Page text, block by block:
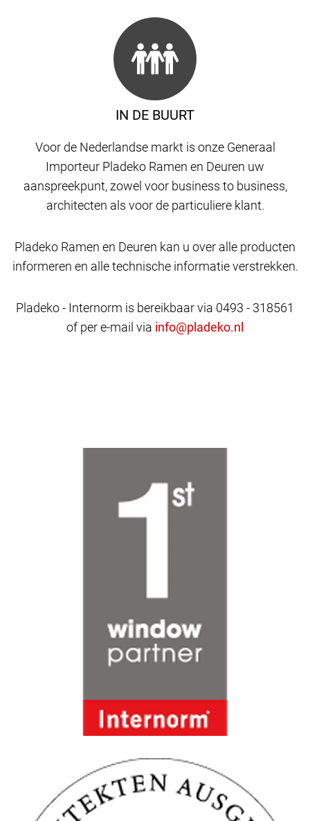
IN DE BUURT
Voor de Nederlandse markt is onze Generaal
Importeur Pladeko Ramen en Deuren uw
aanspreekpunt, zowel voor business to business,
architecten als voor de particuliere klant.
Pladeko Ramen en Deuren kan u over alle producten
informeren en alle technische informatie verstrekken.
Pladeko - Internorm is bereikbaar via 0493 - 318561
of per e-mail via